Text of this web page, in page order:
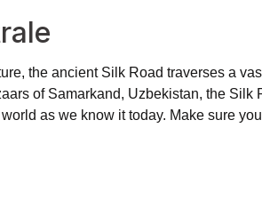
the ancient Silk Road traverses a
of Samarkand, Uzbekistan, the
as we know it today. Make sure